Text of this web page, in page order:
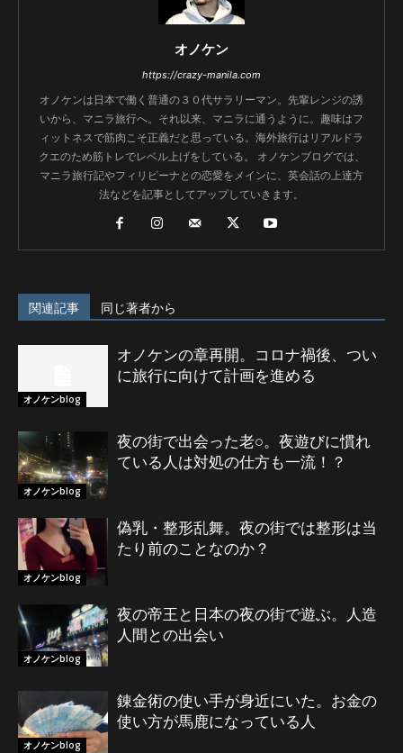
オノケン
https://crazy-manila.com
オノケンは日本で働く普通の３０代サラリーマン。先輩レンジの誘
いから、マニラ旅行へ。それ以来、マニラに通うように。趣味はフ
ィットネスで筋肉こそ正義だと思っている。海外旅行はリアルドラ
クエのため筋トレでレベル上げをしている。 オノケンブログでは、
マニラ旅行記やフィリピーナとの恋愛をメインに、英会話の上達方
法などを記事としてアップしていきます。
関連記事 同じ著者から
オノケンblog
オノケンの章再開。コロナ禍後、つい
に旅行に向けて計画を進める
オノケンblog
夜の街で出会った老○。夜遊びに慣れ
ている人は対処の仕方も一流！？
オノケンblog
偽乳・整形乱舞。夜の街では整形は当
たり前のことなのか？
オノケンblog
夜の帝王と日本の夜の街で遊ぶ。人造
人間との出会い
オノケンblog
錬金術の使い手が身近にいた。お金の
使い方が馬鹿になっている人